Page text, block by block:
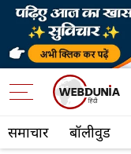
समाचार बॉलीवुड